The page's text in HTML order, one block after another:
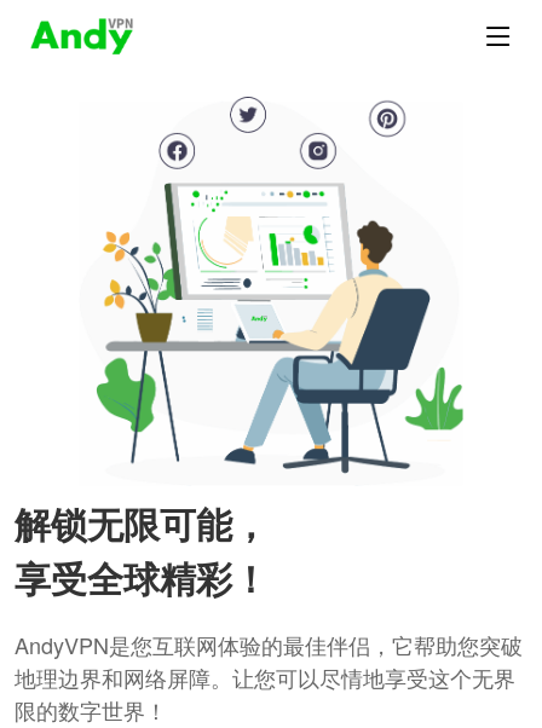
解锁无限可能，
享受全球精彩！
AndyVPN是您互联网体验的最佳伴侣，它帮助您突破
地理边界和网络屏障。让您可以尽情地享受这个无界
限的数字世界！